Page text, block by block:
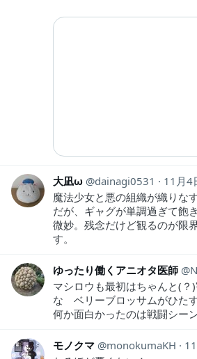
大凪ω dainagi0531
11月4
魔法少女と悪の組織が織りな
だが、ギャグが単調過ぎて飽
微妙。残念だけど観るのが限
す。
ゆったり働くアニオタ医師
マシロウも最初はちゃんと(
な ベリーブロッサムがひた
何か面白かったのは戦闘シー
モノクマ monokumaKH